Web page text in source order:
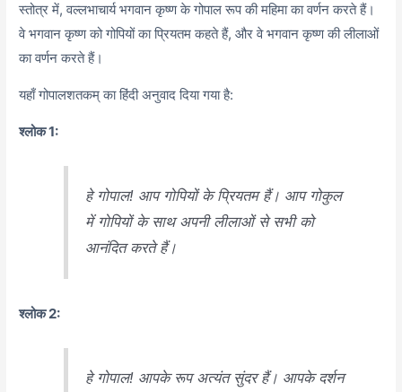
स्तोत्र में, वल्लभाचार्य भगवान कृष्ण के गोपाल रूप की महिमा का वर्णन करते हैं।
वे भगवान कृष्ण को गोपियों का प्रियतम कहते हैं, और वे भगवान कृष्ण की लीलाओं
का वर्णन करते हैं।
यहाँ गोपालशतकम् का हिंदी अनुवाद दिया गया है:
श्लोक 1:
हे गोपाल! आप गोपियों के प्रियतम हैं। आप गोकुल
में गोपियों के साथ अपनी लीलाओं से सभी को
आनंदित करते हैं।
श्लोक 2:
हे गोपाल! आपके रूप अत्यंत सुंदर हैं। आपके दर्शन